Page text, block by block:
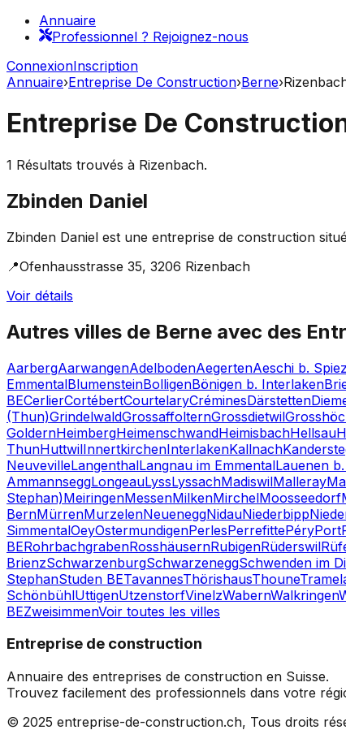
Annuaire
Professionnel ? Rejoignez-nous
ConnexionInscription
Annuaire›Entreprise De Construction›Berne›
Entreprise De
1 Résultats trouvés à Rizenbach.
Zbinden Daniel
Zbinden Daniel est une entreprise de construction
📍Ofenhausstrasse 35, 3206 Rizenbach
Voir détails
Autres villes de Berne avec des
AarbergAarwangenAdelbodenAegertenAeschi b. Spiez
EmmentalBlumensteinBolligenBönigen b. Interlaken
BECerlierCortébertCourtelaryCréminesDärstetten
(Thun)GrindelwaldGrossaffolternGrossdietwil
GoldernHeimbergHeimenschwandHeimisbachHellsau
ThunHuttwilInnertkirchenInterlakenKallnach
NeuvevilleLangenthalLangnau im EmmentalLauenen
AmmannseggLongeauLyssLyssachMadiswilMalleray
Stephan)MeiringenMessenMilkenMirchelMoosseedorf
BernMürrenMurzelenNeueneggNidauNiederbipp
SimmentalOeyOstermundigenPerlesPerrefittePéryPort
BERohrbachgrabenRosshäusernRubigenRüderswil
BrienzSchwarzenburgSchwarzeneggSchwenden im
StephanStuden BETavannesThörishausThoune
SchönbühlUttigenUtzenstorfVinelzWabernWalkringen
BEZweisimmenVoir toutes les villes
Entreprise de construction
Annuaire des entreprises de construction en Suisse.
Trouvez facilement des professionnels dans votre
© 2025 entreprise-de-construction.ch, Tous droits